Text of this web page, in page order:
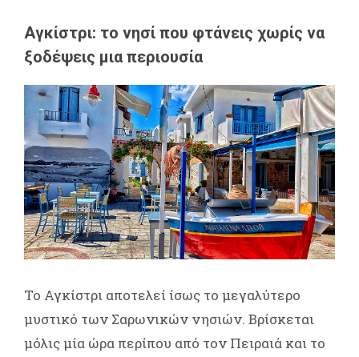
Αγκίστρι: το νησί που φτάνεις χωρίς να
ξοδέψεις μια περιουσία
Το Αγκίστρι αποτελεί ίσως το μεγαλύτερο
μυστικό των Σαρωνικών νησιών. Βρίσκεται
μόλις μία ώρα περίπου από τον Πειραιά και το